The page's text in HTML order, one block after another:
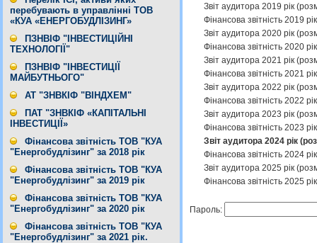
перебувають в управлінні ТОВ
«КУА «ЕНЕРГОБУДЛІЗИНГ»
ПЗНВІФ "ІНВЕСТИЦІЙНІ
ТЕХНОЛОГІЇ"
ПЗНВІФ "ІНВЕСТИЦІЇ
МАЙБУТНЬОГО"
АТ "ЗНВКІФ "ВІНДХЕМ"
ПАТ "ЗНВКІФ «КАПІТАЛЬНІ
ІНВЕСТИЦІЇ»
Фінансова звітність ТОВ "КУА
"Енергобудлізинг" за 2018 рік
Фінансова звітність ТОВ "КУА
"Енергобудлізинг" за 2019 рік
Фінансова звітність ТОВ "КУА
"Енергобудлізинг" за 2020 рік
Фінансова звітність ТОВ "КУА
"Енергобудлізинг" за 2021 рік.
Звіт аудитора 2019 рік
Фінансова звітність 2019
Звіт аудитора 2020 рік
Фінансова звітність 2020
Звіт аудитора 2021 рік
Фінансова звітність 2021
Звіт аудитора 2022 рік
Фінансова звітність 2022
Звіт аудитора 2023 рік
Фінансова звітність 2023
Звіт аудитора 2024 рік
Фінансова звітність 2024
Звіт аудитора 2025 рік
Фінансова звітність 2025
Пароль: